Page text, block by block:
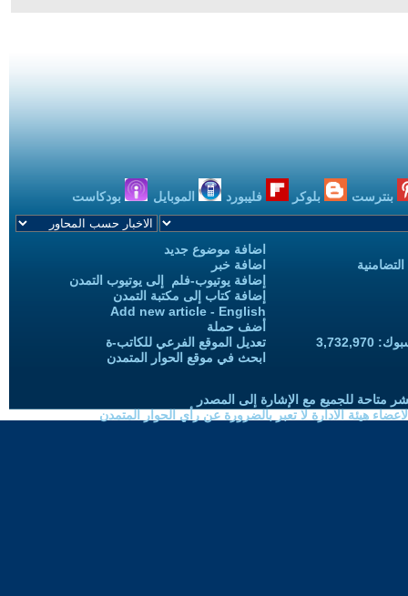
بنترست بلوكر فليبورد الموبايل بودكاست
اضافة موضوع جديد
اضافة خبر
إضافة يوتيوب-فلم إلى يوتيوب التمدن
إضافة كتاب إلى مكتبة التمدن
Add new article - English
أضف حملة
تعديل الموقع الفرعي للكاتب-ة
ابحث في موقع الحوار المتمدن
متاحة للجميع مع الإشارة إلى المصدر
هيئة الادارة لا تعبر بالضرورة عن رأي الحوار المتمدن